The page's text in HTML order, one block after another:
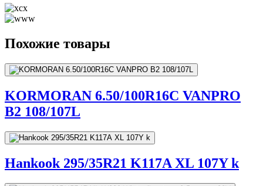
Похожие товары
KORMORAN 6.50/100R16C VANPRO
B2 108/107L
Hankook 295/35R21 K117A XL 107Y k